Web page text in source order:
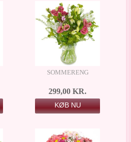
SOMMERENG
299,00 KR.
KØB NU